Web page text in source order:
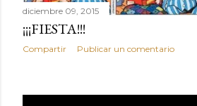
diciembre 09, 2015
¡¡¡FIESTA!!!
Compartir Publicar un comentario